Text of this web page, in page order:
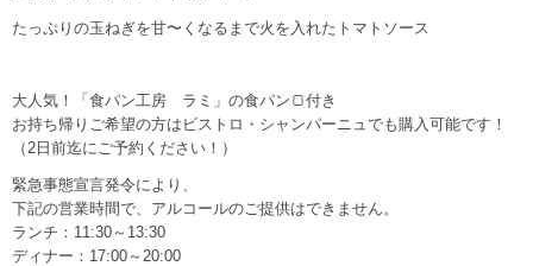
たっぷりの玉ねぎを甘〜くなるまで火を入れたトマトソース
大人気！「食パン工房 ラミ」の食パン🍞付き
お持ち帰りご希望の方はビストロ・シャンパーニュでも購入可能です！
（2日前迄にご予約ください！）
緊急事態宣言発令により、
下記の営業時間で、アルコールのご提供はできません。
ランチ：11:30～13:30
ディナー：17:00～20:00